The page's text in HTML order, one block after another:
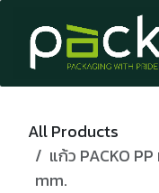
Skip to Content
All Products
แก้ว PACKO
mm.